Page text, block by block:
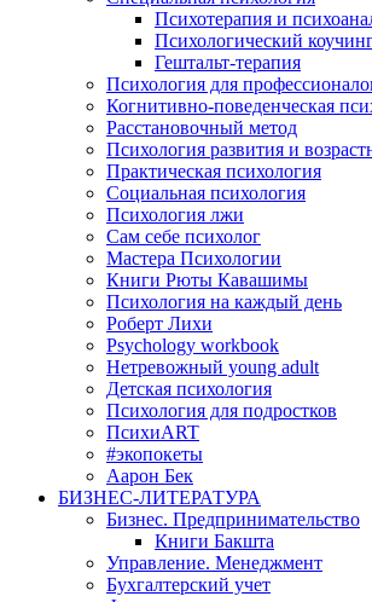
Психотерапия и
Психологический
Гештальт-терапия
Психология для
Когнитивно-поведенческая
Расстановочный метод
Психология развития и
Практическая психология
Социальная психология
Психология лжи
Сам себе психолог
Мастера Психологии
Книги Рюты Кавашимы
Психология на каждый день
Роберт Лихи
Psychology workbook
Нетревожный young adult
Детская психология
Психология для подростков
ПсихиART
#экопокеты
Аарон Бек
БИЗНЕС-ЛИТЕРАТУРА
Бизнес. Предпринимательство
Книги Бакшта
Управление. Менеджмент
Бухгалтерский учет